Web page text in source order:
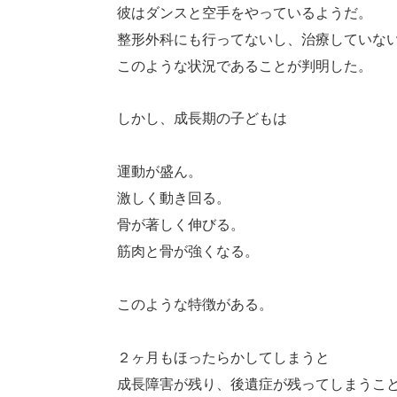
彼はダンスと空手をやっているようだ。
整形外科にも行ってないし、治療していない
このような状況であることが判明した。
しかし、成長期の子どもは
運動が盛ん。
激しく動き回る。
骨が著しく伸びる。
筋肉と骨が強くなる。
このような特徴がある。
２ヶ月もほったらかしてしまうと
成長障害が残り、後遺症が残ってしまうこ